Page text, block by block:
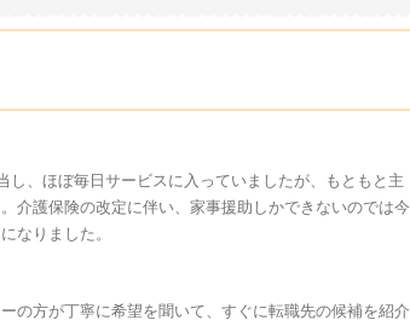
、ほぼ毎日サービスに入っていましたが、もともと主
介護保険の改定に伴い、家事援助しかできないのでは今
なりました。
の方が丁寧に希望を聞いて、すぐに転職先の候補を紹介